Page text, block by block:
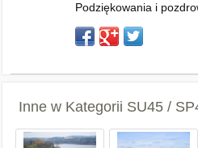
Podziękowania i
Inne w Kategorii SU45 /